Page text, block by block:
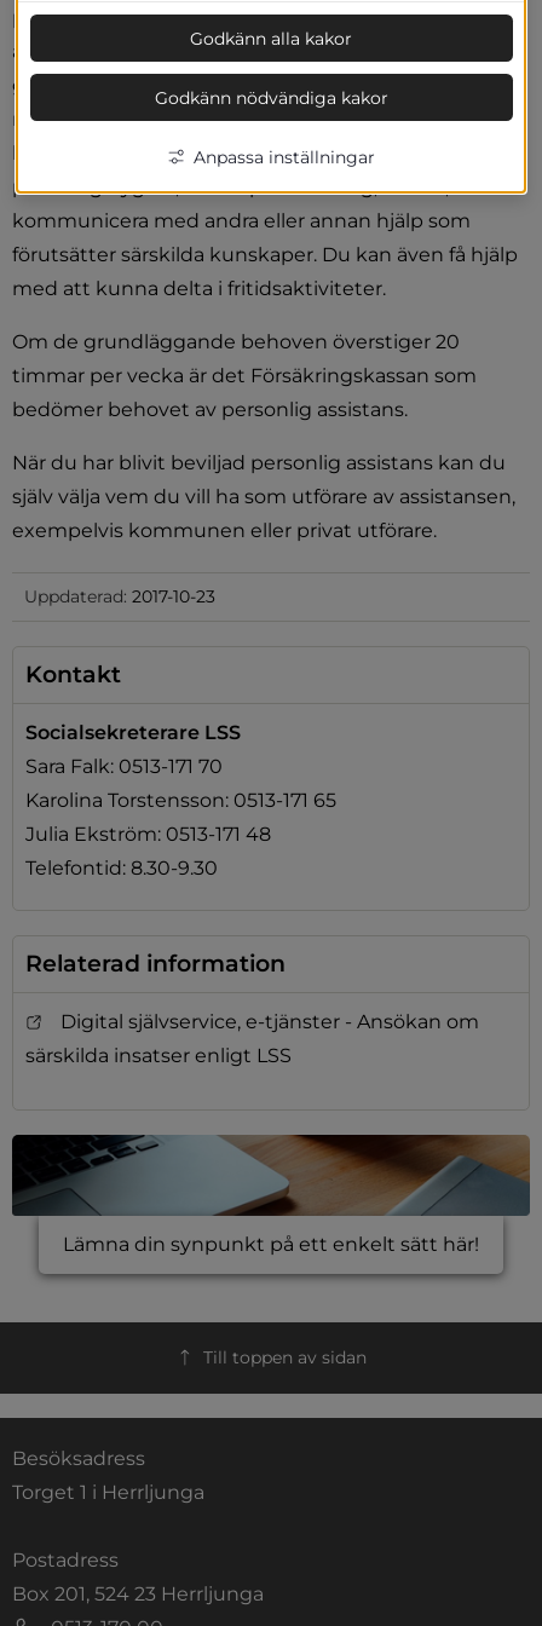
personer. Du som har en stor funktionsnedsättning,
är under 65 år och behöver hjälp med dina
grundläggande behov för att klara vardagen kan ha
rätt till personlig assistans. Hjälp med grundläggande
behov innebär hjälp med vardags livet såsom
personlig hygien, att klä på och av sig, att äta, att
kommunicera med andra eller annan hjälp som
förutsätter särskilda kunskaper. Du kan även få hjälp
med att kunna delta i fritidsaktiviteter.
Om de grundläggande behoven överstiger 20
timmar per vecka är det Försäkringskassan som
bedömer behovet av personlig assistans.
När du har blivit beviljad personlig assistans kan du
själv välja vem du vill ha som utförare av assistansen,
exempelvis kommunen eller privat utförare.
Uppdaterad: 2017-10-23
Kontakt
Socialsekreterare LSS
Sara Falk: 0513-171 70
Karolina Torstensson: 0513-171 65
Julia Ekström: 0513-171 48
Telefontid: 8.30-9.30
Relaterad information
Digital självservice, e-tjänster - Ansökan om
särskilda insatser enligt LSS
Lämna din synpunkt på ett enkelt sätt här!
Till toppen av sidan
Besöksadress
Torget 1 i Herrljunga
Postadress
Box 201, 524 23 Herrljunga
Godkänn alla kakor
Godkänn nödvändiga kakor
Anpassa inställningar